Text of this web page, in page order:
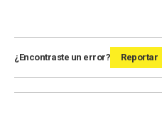
¿Encontraste un error? Reportar